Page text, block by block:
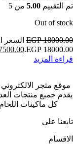
تم التقييم 5.00 من 5
Out of stock
EGP18000.00
السعر
EGP 18000.00.
قراءة المزيد
موقع متجر
يقدم جميع منتجات
كل ماكينات
تابعنا على
الاقسام